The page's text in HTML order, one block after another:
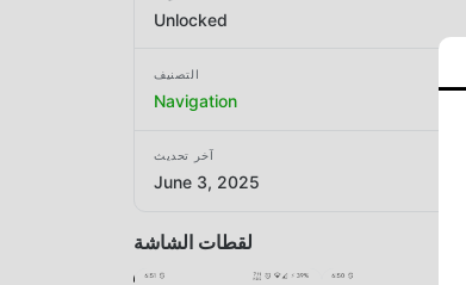
Unlocked
التصنيف
Navigation
آخر تحديث
June 3, 2025
لقطات الشاشة